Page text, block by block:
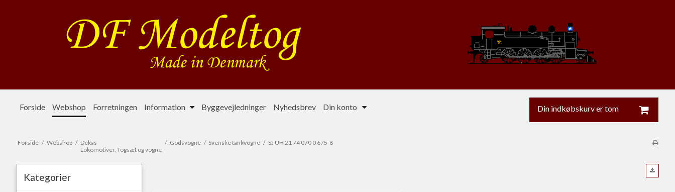
Forside Webshop Forretningen Information Byggevejledninger Nyhedsbrev Din konto Din indkøbskurv er tom
Forside / Webshop / Dekas
Lokomotiver, Togsæt og vogne
/ Godsvogne / Svenske tankvogne / SJ UH 21 74 070 0 675-8
Kategorier